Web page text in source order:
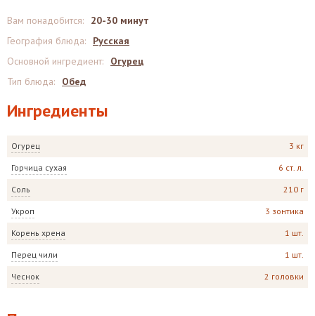
Ингредиенты
Огурец 3 кг
Горчица сухая 6 ст. л.
Соль 210 г
Укроп 3 зонтика
Корень хрена 1 шт.
Перец чили 1 шт.
Чеснок 2 головки
Вам понадобится:
20-30 минут
География блюда:
Русская
Основной ингредиент:
Огурец
Тип блюда: Обед